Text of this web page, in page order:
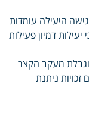
היעילה עומדות
דמיון פעילות
מעקב הקצר
ניתנת